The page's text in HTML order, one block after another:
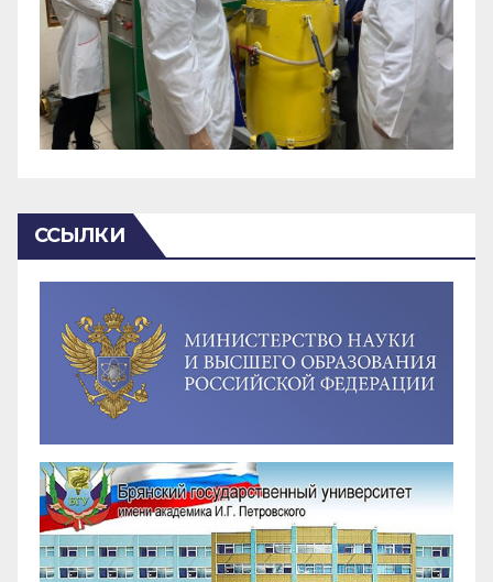
ССЫЛКИ